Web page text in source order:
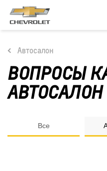
Автосалон
ВОПРОСЫ
АВТОСАЛОН
Все